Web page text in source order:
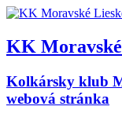
KK
Kolkársky klub
webová stránka